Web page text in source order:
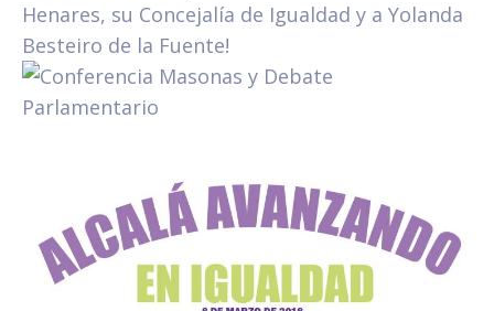
Henares, su Concejalía de Igualdad y a Yolanda
Besteiro de la Fuente!